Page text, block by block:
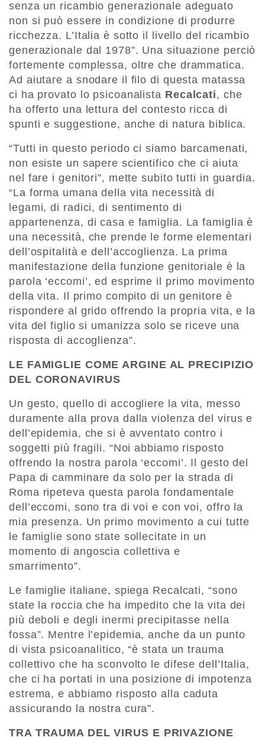
senza un ricambio generazionale adeguato
non si può essere in condizione di produrre
ricchezza. L’Italia è sotto il livello del ricambio
generazionale dal 1978”. Una situazione perciò
fortemente complessa, oltre che drammatica.
Ad aiutare a snodare il filo di questa matassa
ci ha provato lo psicoanalista Recalcati, che
ha offerto una lettura del contesto ricca di
spunti e suggestione, anche di natura biblica.
“Tutti in questo periodo ci siamo barcamenati,
non esiste un sapere scientifico che ci aiuta
nel fare i genitori”, mette subito tutti in guardia.
“La forma umana della vita necessità di
legami, di radici, di sentimento di
appartenenza, di casa e famiglia. La famiglia è
una necessità, che prende le forme elementari
dell’ospitalità e dell’accoglienza. La prima
manifestazione della funzione genitoriale è la
parola ‘eccomi’, ed esprime il primo movimento
della vita. Il primo compito di un genitore è
rispondere al grido offrendo la propria vita, e la
vita del figlio si umanizza solo se riceve una
risposta di accoglienza”.
LE FAMIGLIE COME ARGINE AL PRECIPIZIO
DEL CORONAVIRUS
Un gesto, quello di accogliere la vita, messo
duramente alla prova dalla violenza del virus e
dell’epidemia, che si è avventato contro i
soggetti più fragili. “Noi abbiamo risposto
offrendo la nostra parola ‘eccomi’. Il gesto del
Papa di camminare da solo per la strada di
Roma ripeteva questa parola fondamentale
dell’eccomi, sono tra di voi e con voi, offro la
mia presenza. Un primo movimento a cui tutte
le famiglie sono state sollecitate in un
momento di angoscia collettiva e
smarrimento”.
Le famiglie italiane, spiega Recalcati, “sono
state la roccia che ha impedito che la vita dei
più deboli e degli inermi precipitasse nella
fossa”. Mentre l’epidemia, anche da un punto
di vista psicoanalitico, “è stata un trauma
collettivo che ha sconvolto le difese dell’Italia,
che ci ha portati in una posizione di impotenza
estrema, e abbiamo risposto alla caduta
assicurando la nostra cura”.
TRA TRAUMA DEL VIRUS E PRIVAZIONE